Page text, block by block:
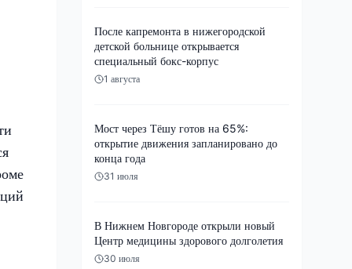
После капремонта в нижегородской
детской больнице открывается
специальный бокс-корпус
1 августа
Мост через Тёшу готов на 65%:
открытие движения запланировано до
конца года
31 июля
В Нижнем Новгороде открыли новый
Центр медицины здорового долголетия
30 июля